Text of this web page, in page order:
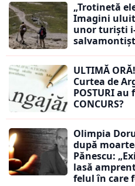
„Trotinetă
Imagini
unor turiști
ULTIMĂ
Curtea de
POSTURI au
CONCURS?
Olimpia
după
Pănescu:
lasă
felul în care